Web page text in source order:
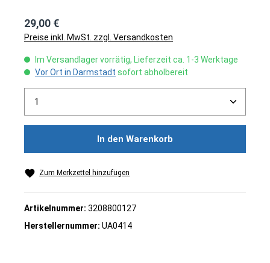
29,00 €
Preise inkl. MwSt. zzgl. Versandkosten
Im Versandlager vorrätig, Lieferzeit ca. 1-3 Werktage
Vor Ort in Darmstadt sofort abholbereit
Produkt Anzahl: Gib den gewünschten Wert ein
In den Warenkorb
Zum Merkzettel hinzufügen
Artikelnummer: 3208800127
Herstellernummer: UA0414